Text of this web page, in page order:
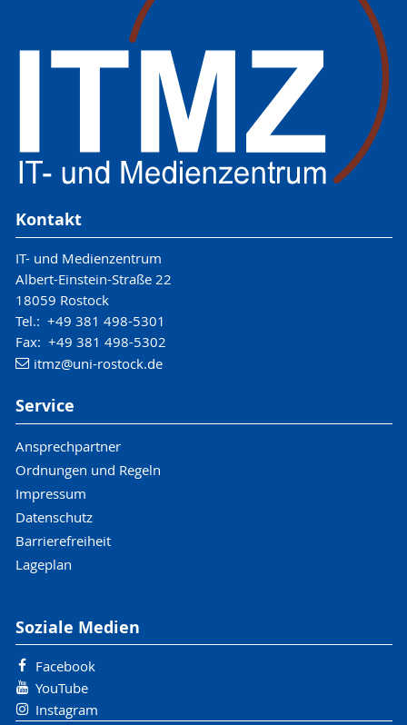
Kontakt
IT- und Medienzentrum
Albert-Einstein-Straße 22
18059 Rostock
Tel.: +49 381 498-5301
Fax: +49 381 498-5302
itmz@uni-rostock.de
Service
Ansprechpartner
Ordnungen und Regeln
Impressum
Datenschutz
Barrierefreiheit
Lageplan
Soziale Medien
Facebook
YouTube
Instagram